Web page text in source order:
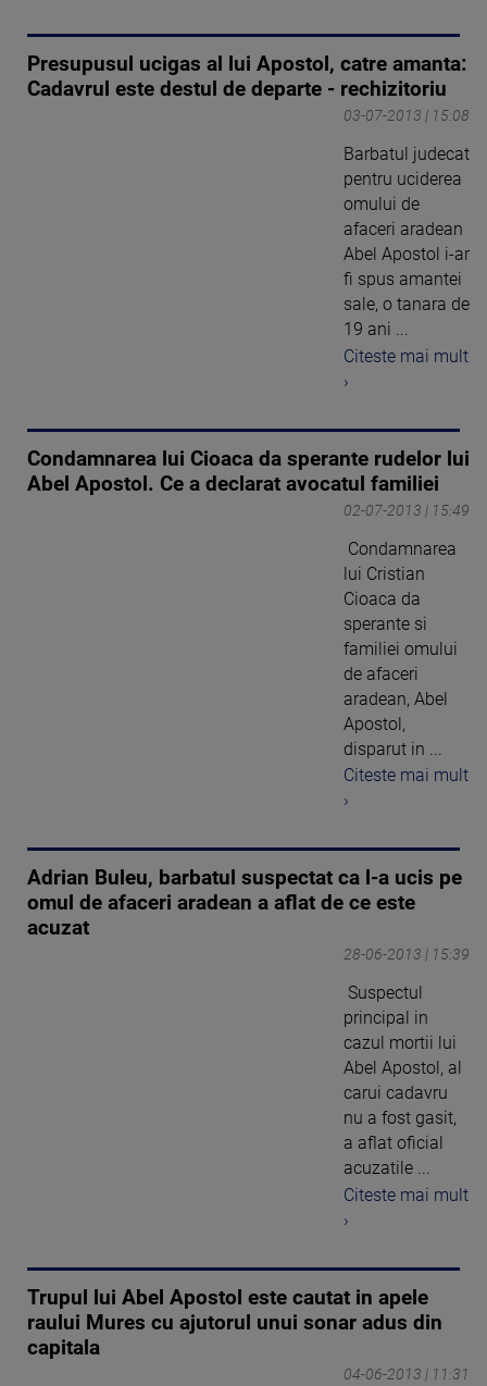
Presupusul ucigas al lui Apostol, catre amanta:
Cadavrul este destul de departe - rechizitoriu
03-07-2013 | 15:08
Barbatul judecat
pentru uciderea
omului de
afaceri aradean
Abel Apostol i-ar
fi spus amantei
sale, o tanara de
19 ani ...
Citeste mai mult
›
Condamnarea lui Cioaca da sperante rudelor lui
Abel Apostol. Ce a declarat avocatul familiei
02-07-2013 | 15:49
Condamnarea
lui Cristian
Cioaca da
sperante si
familiei omului
de afaceri
aradean, Abel
Apostol,
disparut in ...
Citeste mai mult
›
Adrian Buleu, barbatul suspectat ca l-a ucis pe
omul de afaceri aradean a aflat de ce este
acuzat
28-06-2013 | 15:39
Suspectul
principal in
cazul mortii lui
Abel Apostol, al
carui cadavru
nu a fost gasit,
a aflat oficial
acuzatile ...
Citeste mai mult
›
Trupul lui Abel Apostol este cautat in apele
raului Mures cu ajutorul unui sonar adus din
capitala
04-06-2013 | 11:31